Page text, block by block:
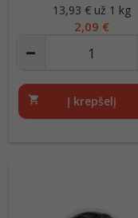
Kaina
13,93 € už 1 kg
2,09 €
shopping_cart Į krepšelį